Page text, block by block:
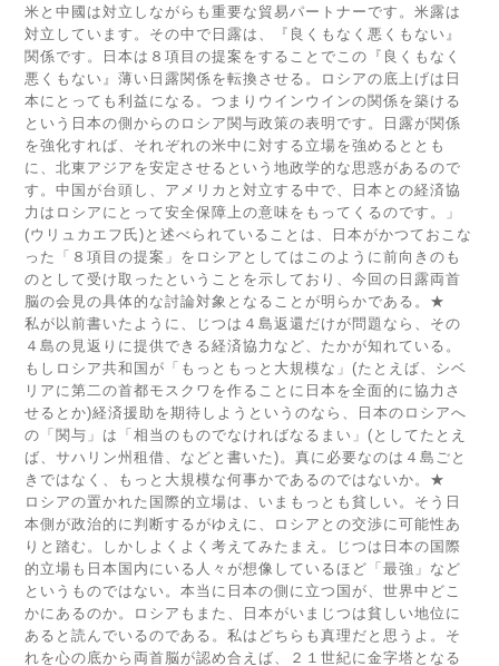
米と中國は対立しながらも重要な貿易パートナーです。米露は
対立しています。その中で日露は、『良くもなく悪くもない』
関係です。日本は８項目の提案をすることでこの『良くもなく
悪くもない』薄い日露関係を転換させる。ロシアの底上げは日
本にとっても利益になる。つまりウインウインの関係を築ける
という日本の側からのロシア関与政策の表明です。日露が関係
を強化すれば、それぞれの米中に対する立場を強めるととも
に、北東アジアを安定させるという地政学的な思惑があるので
す。中国が台頭し、アメリカと対立する中で、日本との経済協
力はロシアにとって安全保障上の意味をもってくるのです。」
(ウリュカエフ氏)と述べられていることは、日本がかつておこな
った「８項目の提案」をロシアとしてはこのように前向きのも
のとして受け取ったということを示しており、今回の日露両首
脳の会見の具体的な討論対象となることが明らかである。★
私が以前書いたように、じつは４島返還だけが問題なら、その
４島の見返りに提供できる経済協力など、たかが知れている。
もしロシア共和国が「もっともっと大規模な」(たとえば、シベ
リアに第二の首都モスクワを作ることに日本を全面的に協力さ
せるとか)経済援助を期待しようというのなら、日本のロシアへ
の「関与」は「相当のものでなければなるまい」(としてたとえ
ば、サハリン州租借、などと書いた)。真に必要なのは４島ごと
きではなく、もっと大規模な何事かであるのではないか。★
ロシアの置かれた国際的立場は、いまもっとも貧しい。そう日
本側が政治的に判断するがゆえに、ロシアとの交渉に可能性あ
りと踏む。しかしよくよく考えてみたまえ。じつは日本の国際
的立場も日本国内にいる人々が想像しているほど「最強」など
というものではない。本当に日本の側に立つ国が、世界中どこ
かにあるのか。ロシアもまた、日本がいまじつは貧しい地位に
あると読んでいるのである。私はどちらも真理だと思うよ。そ
れを心の底から両首脳が認め合えば、２１世紀に金字塔となる